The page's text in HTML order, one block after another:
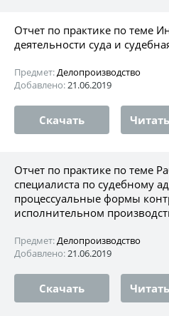
Отчет по практике по теме
деятельности суда и
Предмет:Делопроизводство
Добавлено:21.06.2019
Скачать
Отчет по практике по теме
специалиста по судебному
процессуальные формы
исполнительном
Предмет:Делопроизводство
Добавлено:21.06.2019
Скачать